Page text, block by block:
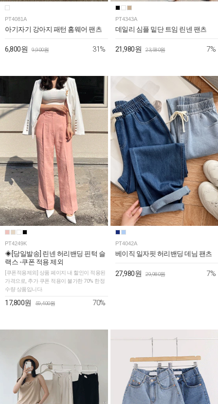
PT4081A
아기자기 강아지 패턴 홈웨어 팬츠
6,800원 9,900원 31%
PT4343A
데일리 심플 밑단 트임 린넨 팬츠
21,980원 23,580원 7%
PT4249K
◈[당일발송] 린넨 허리밴딩 핀턱 슬
랙스 -쿠폰 적용 제외
[쿠폰적용제외] 상품 페이지 내 할인이 적용된
가격으로, 추가 쿠폰 적용이 불가한 70% 한정
수량 상품입니다.
17,800원 59,400원 70%
PT4042A
베이직 일자핏 허리밴딩 데님 팬츠
27,980원 29,980원 7%